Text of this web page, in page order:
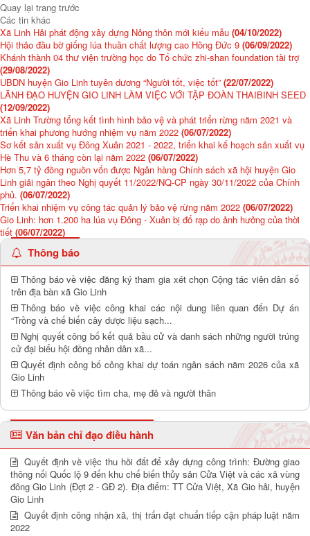
Quay lại trang trước
Các tin khác
Xã Linh Hải phát động xây dựng Nông thôn mới kiểu mẫu (04/10/2022)
Hội thảo đầu bờ giống lúa thuần chất lượng cao Hồng Đức 9 (06/09/2022)
Khánh thành 04 thư viện trường học do Tổ chức zhi-shan foundation tài trợ
(29/08/2022)
UBDN huyện Gio Linh tuyên dương “Người tốt, việc tốt” (22/07/2022)
LÃNH ĐẠO HUYỆN GIO LINH LÀM VIỆC VỚI TẬP ĐOÀN THAIBINH SEED
(12/09/2022)
Xã Linh Trường tổng kết tình hình bảo vệ và phát triển rừng năm 2021 và
triển khai phương hướng nhiệm vụ năm 2022 (06/07/2022)
Sơ kết sản xuất vụ Đông Xuân 2021 - 2022, triển khai kế hoạch sản xuất vụ
Hè Thu và 6 tháng còn lại năm 2022 (06/07/2022)
Hơn 5,7 tỷ đồng nguồn vốn được Ngân hàng Chính sách xã hội huyện Gio
Linh giải ngân theo Nghị quyết 11/2022/NQ-CP ngày 30/11/2022 của Chính
phủ. (06/07/2022)
Triển khai nhiệm vụ công tác quản lý bảo vệ rừng năm 2022 (06/07/2022)
Gio Linh: hơn 1.200 ha lúa vụ Đông - Xuân bị đổ rạp do ảnh hưởng của thời
tiết (06/07/2022)
Thông báo
Thông báo về việc đăng ký tham gia xét chọn Cộng tác viên dân số
trên địa bàn xã Gio Linh
Thông báo về việc công khai các nội dung liên quan đến Dự án
“Trồng và chế biến cây dược liệu sạch...
Nghị quyết công bố kết quả bầu cử và danh sách những người trúng
cử đại biểu hội đồng nhân dân xã...
Quyết định công bố công khai dự toán ngân sách năm 2026 của xã
Gio Linh
Thông báo về việc tìm cha, mẹ đẻ và người thân
Văn bản chỉ đạo điều hành
Quyết định về việc thu hồi đất để xây dựng công trình: Đường giao
thông nối Quốc lộ 9 đến khu chế biến thủy sản Cửa Việt và các xã vùng
đông Gio Linh (Đợt 2 - GĐ 2). Địa điểm: TT Cửa Việt, Xã Gio hải, huyện
Gio Linh
Quyết định công nhận xã, thị trấn đạt chuẩn tiếp cận pháp luật năm
2022